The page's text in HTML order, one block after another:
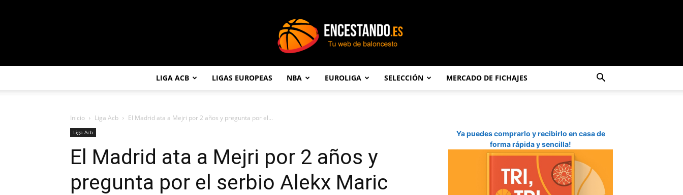
LIGA ACB LIGAS EUROPEAS NBA EUROLIGA SELECCIÓN MERCADO DE FICHAJES
Inicio Liga Acb El Madrid ata a Mejri por 2 años y pregunta por el...
Liga Acb
El Madrid ata a Mejri por 2 años y
pregunta por el serbio Alekx Maric
Ya puedes comprarlo y recibirlo en casa de
forma rápida y sencilla!